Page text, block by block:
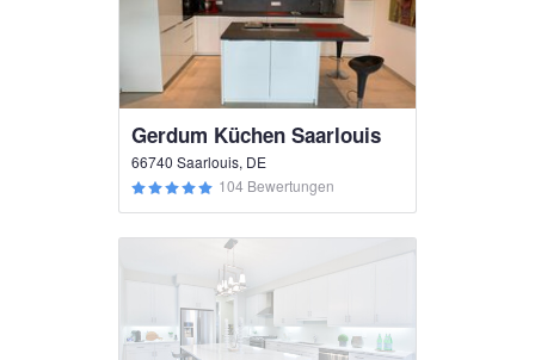
Gerdum Küchen Saarlouis
66740 Saarlouis, DE
104 Bewertungen